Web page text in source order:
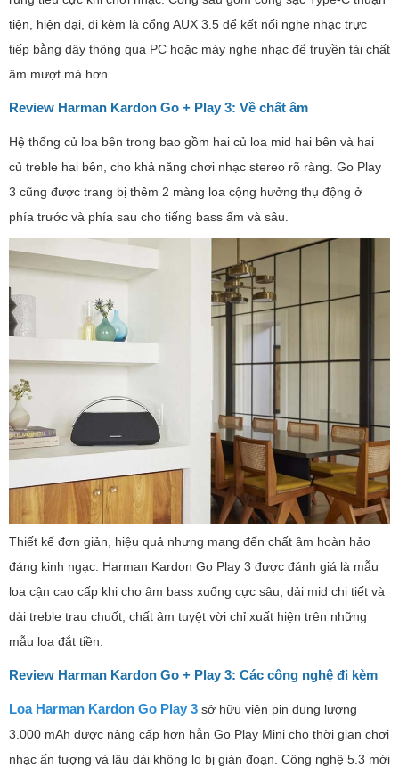
tiện, hiện đại, đi kèm là cổng AUX 3.5 để kết nối nghe nhạc trực
tiếp bằng dây thông qua PC hoặc máy nghe nhạc để truyền tải chất
âm mượt mà hơn.
Review Harman Kardon Go + Play 3: Về chất âm
Hệ thống củ loa bên trong bao gồm hai củ loa mid hai bên và hai
củ treble hai bên, cho khả năng chơi nhạc stereo rõ ràng. Go Play
3 cũng được trang bị thêm 2 màng loa cộng hưởng thụ động ở
phía trước và phía sau cho tiếng bass ấm và sâu.
Thiết kế đơn giản, hiệu quả nhưng mang đến chất âm hoàn hảo
đáng kinh ngạc. Harman Kardon Go Play 3 được đánh giá là mẫu
loa cận cao cấp khi cho âm bass xuống cực sâu, dải mid chi tiết và
dải treble trau chuốt, chất âm tuyệt vời chỉ xuất hiện trên những
mẫu loa đắt tiền.
Review Harman Kardon Go + Play 3: Các công nghệ đi kèm
Loa Harman Kardon Go Play 3 sở hữu viên pin dung lượng
3.000 mAh được nâng cấp hơn hẳn Go Play Mini cho thời gian chơi
nhạc ấn tượng và lâu dài không lo bị gián đoạn. Công nghệ 5.3 mới